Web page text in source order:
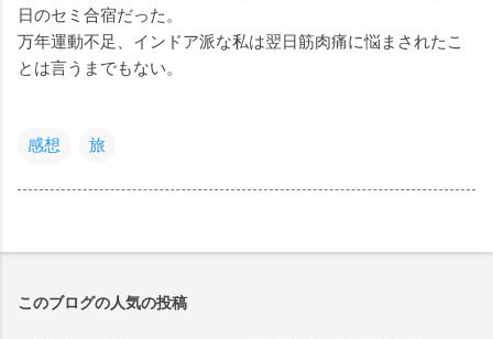
日のセミ合宿だった。
万年運動不足、インドア派な私は翌日筋肉痛に悩まされたこ
とは言うまでもない。
感想 旅
このブログの人気の投稿